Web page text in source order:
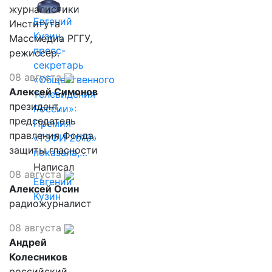
Евгений
Кузин,
пресс-
секретарь
«Общественного
телевидения
России»:
Премия
«ТЭФИ 2019»
показала,…
Написал
Евгений
Кузин
журналистики
Института
Массмедиа РГГУ,
режиссер.
08 августа
Алексей Симонов
президент,
председатель
правления Фонда
защиты гласности
08 августа
Алексей Осин
радиожурналист
08 августа
Андрей
Колесников